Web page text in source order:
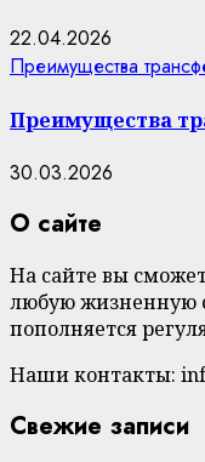
22.04.2026
Преимущества
Преимущества
30.03.2026
О сайте
На сайте вы
любую жизненную
пополняется
Наши контакты:
Свежие записи